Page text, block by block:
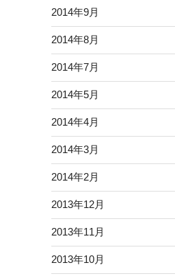
2014年9月
2014年8月
2014年7月
2014年5月
2014年4月
2014年3月
2014年2月
2013年12月
2013年11月
2013年10月